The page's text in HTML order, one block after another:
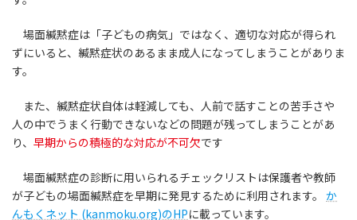
場面緘黙症は「子どもの病気」ではなく、適切な対応が得られ
ずにいると、緘黙症状のあるまま成人になってしまうことがありま
す。
また、緘黙症状自体は軽減しても、人前で話すことの苦手さや
人の中でうまく行動できないなどの問題が残ってしまうことがあ
り、 早期からの積極的な対応が不可欠です
場面緘黙症の診断に用いられるチェックリストは保護者や教師
が子どもの場面緘黙症を早期に発見するために利用されます。 か
んもくネット (kanmoku.org)のHPに載っています。